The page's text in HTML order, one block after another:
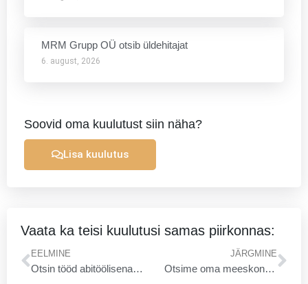
MRM Grupp OÜ otsib üldehitajat
6. august, 2026
Soovid oma kuulutust siin näha?
Lisa kuulutus
Vaata ka teisi kuulutusi samas piirkonnas:
Prev
EELMINE
Otsin tööd abitöölisena ehitusel üle-eesti.
JÄRGMINE
Otsime oma meeskonda ehitustöölist